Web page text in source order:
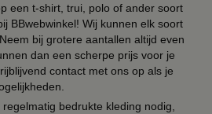
een t-shirt, trui, polo of ander soort
BBwebwinkel! Wij kunnen elk soort
bij grotere aantallen altijd even
dan een scherpe prijs voor je
contact met ons op als je
bedrukte kleding nodig,